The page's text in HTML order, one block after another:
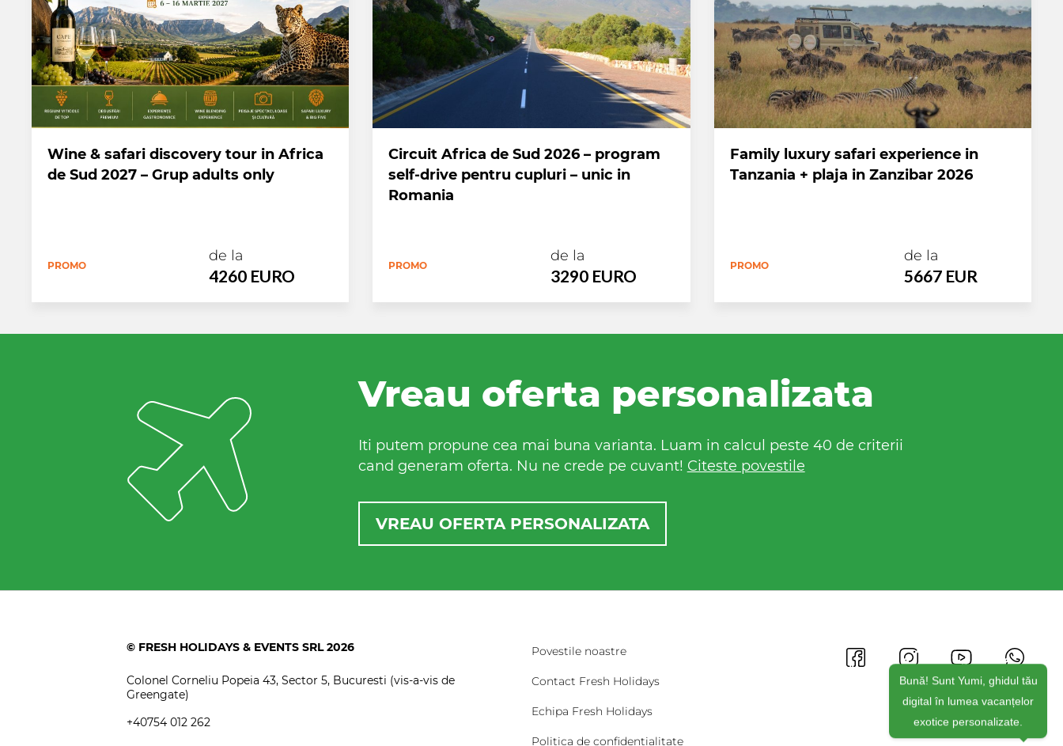
Wine & safari discovery tour in Africa
de Sud 2027 – Grup adults only
PROMO
de la
4260 EURO
Circuit Africa de Sud 2026 – program
self-drive pentru cupluri – unic in
Romania
PROMO
de la
3290 EURO
Family luxury safari experience in
Tanzania + plaja in Zanzibar 2026
PROMO
de la
5667 EUR
Vreau oferta personalizata
Iti putem propune cea mai buna varianta. Luam in calcul peste 40 de criterii
cand generam oferta. Nu ne crede pe cuvant! Citeste povestile
VREAU OFERTA PERSONALIZATA
© FRESH HOLIDAYS & EVENTS SRL 2026
Colonel Corneliu Popeia 43, Sector 5, Bucuresti (vis-a-vis de
Greengate)
+40754 012 262
Povestile noastre
Contact Fresh Holidays
Echipa Fresh Holidays
Politica de confidentialitate
Bună! Sunt Yumi, ghidul tău
digital în lumea vacanțelor
exotice personalizate.